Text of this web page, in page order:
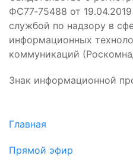
ФС77‑75488 от
службой по надзору в
информационных
коммуникаций
Знак информационной
Главная
Прямой эфир